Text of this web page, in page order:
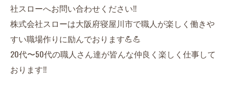
社スローへお問い合わせください‼️
株式会社スローは大阪府寝屋川市で職人が楽しく働きや
すい職場作りに励んでおります💪💪
20代〜50代の職人さん達が皆んな仲良く楽しく仕事して
おります‼️